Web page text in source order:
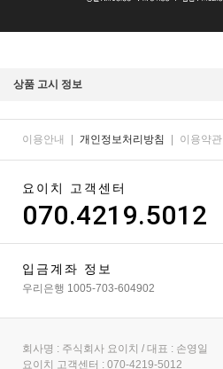
상품 고시 정보
이용안내 | 개인정보처리방침 | 이용약관
요이치 고객센터
070.4219.5012
입금계좌 정보
우리은행 1005-703-604902
회사명 : 주식회사 요이치 / 대표 : 손영일
요이치 고객센터 : 070-4219-5012